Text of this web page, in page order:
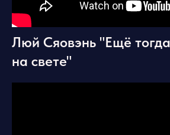
Люй Сяовэнь "Ещё
на свете"